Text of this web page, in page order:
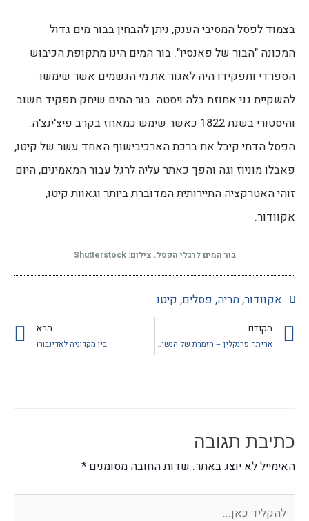
בצמוד לפסל המסיבי הענק, ניתן להבחין בבור מים גדול
המכונה "הבור של פאנסיו". בור המים הינו מתקופת הכיבוש
הספרדי ותפקידו היה לאגור את מי הגשמים אשר שימשו
להשקיית גני אחוזת בלה ויסטה. בור המים שיחק תפקיד חשוב
והיסטורי בשנת 1822 כאשר שימש כמאחז בקרב פיצ'ינצ'ה.
הפסל הדתי קיבל את ברכת הארכיבישוף האחד עשר של קיטו,
פאבלו מוניוז וגה והפך כאתר עליה לרגל עבור המאמינים, היום
זוהי האטרקציה התיירותית המדוברת ביותר וגאוות קיטו,
אקוודור.
בור המים לרגלי הפסל. צילום: Shutterstock
אקוודור,מריה, פסלים, קיטו
הקודם
אריתה פרנקלין – הזמרת של הנשיאים
הבא
בין מקדוניה לאדינבורו
כתיבת תגובה
האימייל לא יוצג באתר. שדות החובה מסומנים *